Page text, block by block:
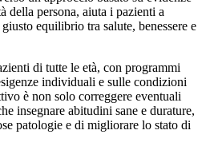
della persona, aiuta i pazienti a
equilibrio tra salute, benessere e
di tutte le età, con programmi
individuali e sulle condizioni
è non solo correggere eventuali
insegnare abitudini sane e durature,
patologie e di migliorare lo stato di